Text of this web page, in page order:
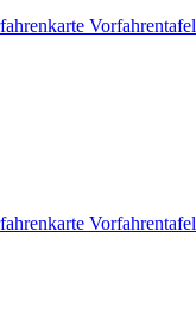
Vorfahrentafel
Vorfahrentafel